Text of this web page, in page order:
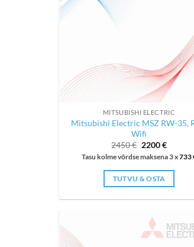
MITSUBISHI ELECTRIC
Mitsubishi Electric MSZ RW-35,
Wifi
2450€ Algne
hind
oli:
2450 €.
2200€Current
price
is:
2200 €.
Tasu kolme võrdse maksena 3 x733
TUTVU & OSTA